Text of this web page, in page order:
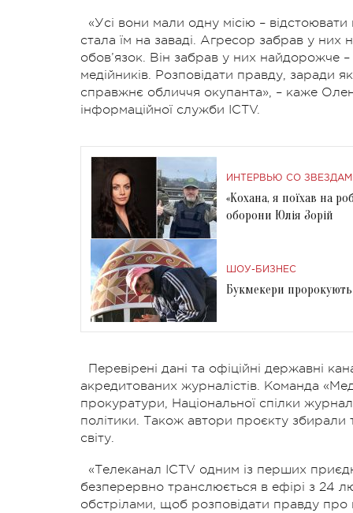
«Усі вони мали одну місію –
стала їм на заваді. Агресор забрав у них
обов’язок. Він забрав у них найдорожче
медійників. Розповідати правду, заради
справжнє обличчя окупанта», – каже
інформаційної служби ICTV.
ИНТЕРВЬЮ СО
«Кохана, я поїхав на
оборони Юлія Зорій
ШОУ-БИЗНЕС
Букмекери
Перевірені дані та офіційні державні
акредитованих журналістів. Команда
прокуратури, Національної спілки
політики. Також автори проєкту збирали
світу.
«Телеканал ICTV одним із перших
безперервно транслюється в ефірі з 24
обстрілами, щоб розповідати правду